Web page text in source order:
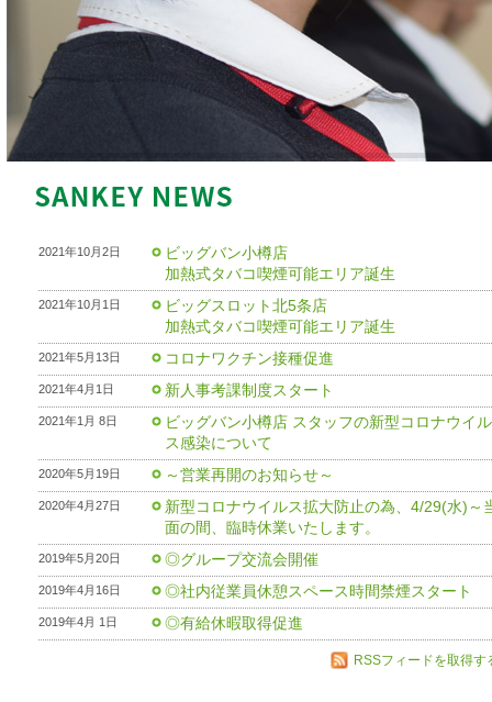
2021年10月2日
ビッグバン小樽店
加熱式タバコ喫煙可能エリア誕生
2021年10月1日
ビッグスロット北5条店
加熱式タバコ喫煙可能エリア誕生
2021年5月13日 コロナワクチン接種促進
2021年4月1日 新人事考課制度スタート
2021年1月 8日
ビッグバン小樽店 スタッフの新型コロナウイル
ス感染について
2020年5月19日 ～営業再開のお知らせ～
2020年4月27日
新型コロナウイルス拡大防止の為、4/29(水)～
面の間、臨時休業いたします。
2019年5月20日 ◎グループ交流会開催
2019年4月16日 ◎社内従業員休憩スペース時間禁煙スタート
2019年4月 1日 ◎有給休暇取得促進
RSSフィードを取得す